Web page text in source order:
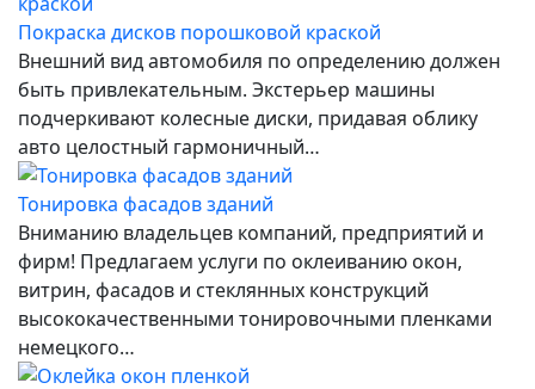
Покраска дисков порошковой краской
Внешний вид автомобиля по определению должен
быть привлекательным. Экстерьер машины
подчеркивают колесные диски, придавая облику
авто целостный гармоничный…
Тонировка фасадов зданий
Вниманию владельцев компаний, предприятий и
фирм! Предлагаем услуги по оклеиванию окон,
витрин, фасадов и стеклянных конструкций
высококачественными тонировочными пленками
немецкого…